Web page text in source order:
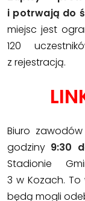
i potrwają do
miejsc jest
120
z rejestracją.
Biuro
godziny 9:30
Stadionie
3 w Kozach.
będą mogli